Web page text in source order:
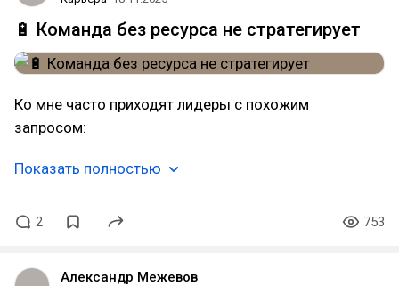
🔋 Команда без ресурса не стратегирует
Ко мне часто приходят лидеры с похожим
запросом:
Показать полностью
2 753
Александр Межевов